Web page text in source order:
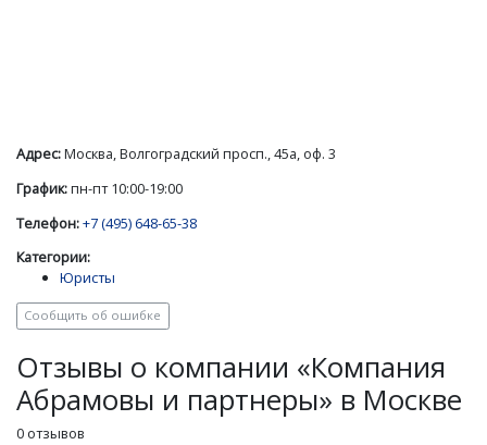
Адрес:Москва, Волгоградский просп., 45а, оф. 3
График:пн-пт 10:00-19:00
Телефон:+7 (495) 648-65-38
Категории:
Юристы
Сообщить об ошибке
Отзывы о компании «Компания
Абрамовы и партнеры» в Москве
0 отзывов